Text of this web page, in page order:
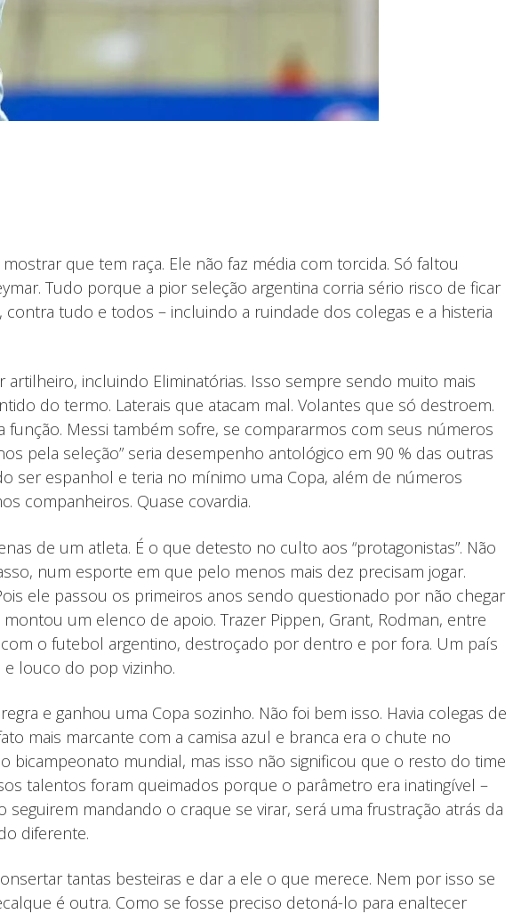
que tem raça. Ele não faz média com torcida. Só faltou
Tudo porque a pior seleção argentina corria sério risco de ficar
tudo e todos – incluindo a ruindade dos colegas e a histeria
artilheiro, incluindo Eliminatórias. Isso sempre sendo muito mais
do termo. Laterais que atacam mal. Volantes que só destroem.
Messi também sofre, se compararmos com seus números
pela seleção” seria desempenho antológico em 90 % das outras
ser espanhol e teria no mínimo uma Copa, além de números
companheiros. Quase covardia.
de um atleta. É o que detesto no culto aos “protagonistas”. Não
num esporte em que pelo menos mais dez precisam jogar.
ele passou os primeiros anos sendo questionado por não chegar
um elenco de apoio. Trazer Pippen, Grant, Rodman, entre
o futebol argentino, destroçado por dentro e por fora. Um país
e louco do pop vizinho.
e ganhou uma Copa sozinho. Não foi bem isso. Havia colegas de
mais marcante com a camisa azul e branca era o chute no
bicampeonato mundial, mas isso não significou que o resto do time
talentos foram queimados porque o parâmetro era inatingível –
mandando o craque se virar, será uma frustração atrás da
diferente.
tantas besteiras e dar a ele o que merece. Nem por isso se
é outra. Como se fosse preciso detoná-lo para enaltecer